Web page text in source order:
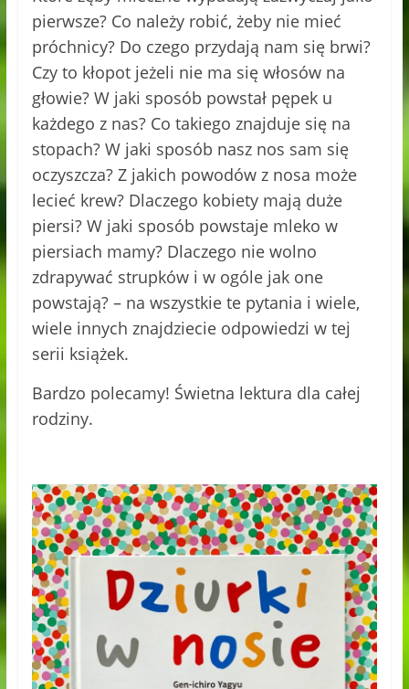
pierwsze? Co należy robić, żeby nie mieć
próchnicy? Do czego przydają nam się brwi?
Czy to kłopot jeżeli nie ma się włosów na
głowie? W jaki sposób powstał pępek u
każdego z nas? Co takiego znajduje się na
stopach? W jaki sposób nasz nos sam się
oczyszcza? Z jakich powodów z nosa może
lecieć krew? Dlaczego kobiety mają duże
piersi? W jaki sposób powstaje mleko w
piersiach mamy? Dlaczego nie wolno
zdrapywać strupków i w ogóle jak one
powstają? – na wszystkie te pytania i wiele,
wiele innych znajdziecie odpowiedzi w tej
serii książek.
Bardzo polecamy! Świetna lektura dla całej
rodziny.